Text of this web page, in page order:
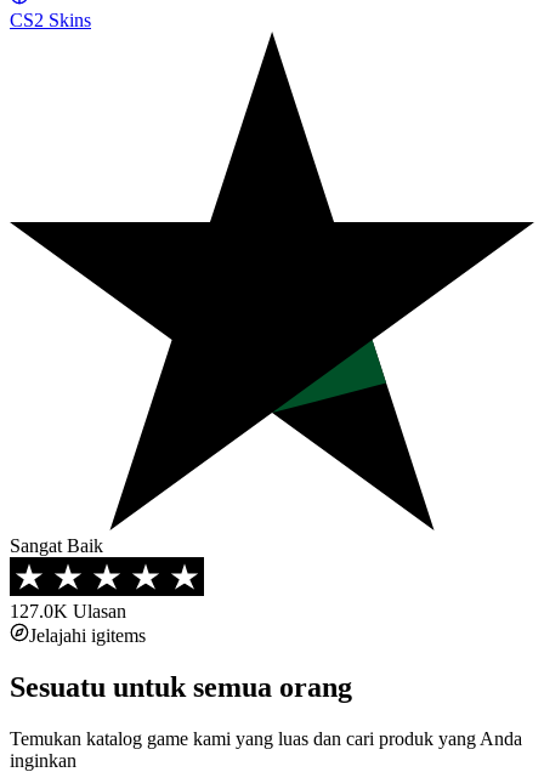
CS2 Skins
Sangat Baik
127.0K Ulasan
Jelajahi igitems
Sesuatu untuk semua orang
Temukan katalog game kami yang luas dan cari produk yang Anda
inginkan